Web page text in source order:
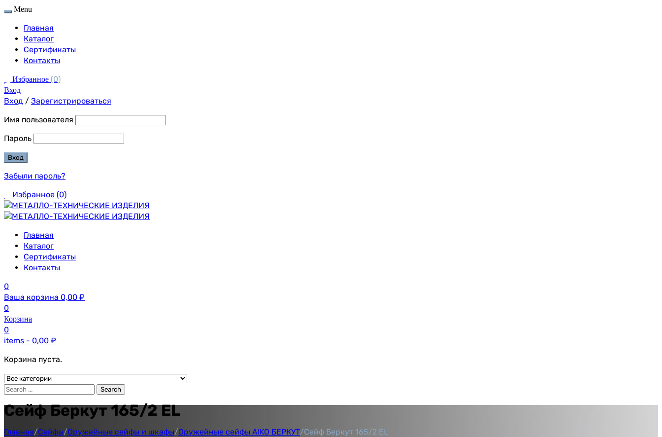
Menu
Главная
Каталог
Сертификаты
Контакты
Избранное (0)
Вход
Вход / Зарегистрироваться
Имя пользователя
Пароль
Забыли пароль?
Избранное (0)
Главная
Каталог
Сертификаты
Контакты
0
Ваша корзина 0,00 ₽
0
Корзина
0
items - 0,00 ₽
Корзина пуста.
Search
Сейф Беркут 165/2 EL
Главная/Сейфы/Оружейные сейфы и шкафы/Оружейные сейфы AIKO БЕРКУТ/Сейф Беркут 165/2 EL